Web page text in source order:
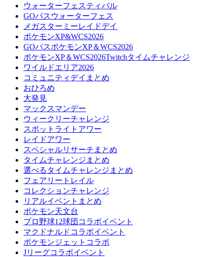
ウォーターフェスティバル
GOパスウォーターフェス
メガスターミーレイドデイ
ポケモンXP&WCS2026
GOパスポケモンXP＆WCS2026
ポケモンXP＆WCS2026Twitchタイムチャレンジ
ワイルドエリア2026
コミュニティデイまとめ
おひろめ
大発見
マックスマンデー
ウィークリーチャレンジ
スポットライトアワー
レイドアワー
スペシャルリサーチまとめ
タイムチャレンジまとめ
選べるタイムチャレンジまとめ
フェアリートレイル
コレクションチャレンジ
リアルイベントまとめ
ポケモン天文台
プロ野球12球団コラボイベント
マクドナルドコラボイベント
ポケモンジェットコラボ
Jリーグコラボイベント